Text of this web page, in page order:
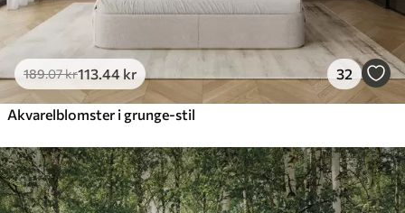
189.07kr113 .44 kr 32
Akvarelblomster i grunge-stil